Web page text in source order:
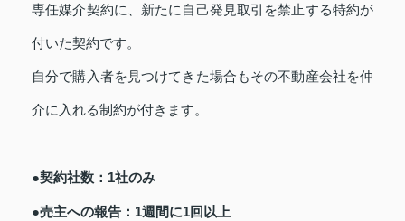
専任媒介契約に、新たに自己発見取引を禁止する特約が
付いた契約です。
自分で購入者を見つけてきた場合もその不動産会社を仲
介に入れる制約が付きます。
●契約社数：1社のみ
●売主への報告：1週間に1回以上